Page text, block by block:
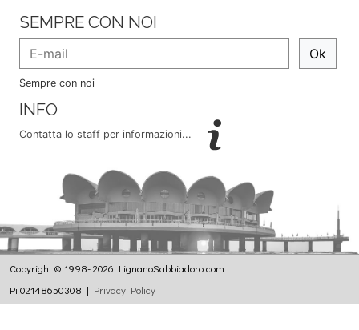
SEMPRE CON NOI
Ok
Sempre con noi
INFO
Contatta lo staff per informazioni...
Copyright © 1998- 2026 LignanoSabbiadoro.com
Pi 02148650308 | Privacy Policy